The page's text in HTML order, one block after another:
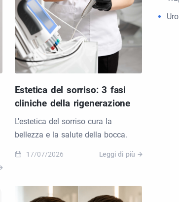
Estetica del sorriso: 3 fasi
cliniche della rigenerazione
L'estetica del sorriso cura la
bellezza e la salute della bocca.
17/07/2026 Leggi di più